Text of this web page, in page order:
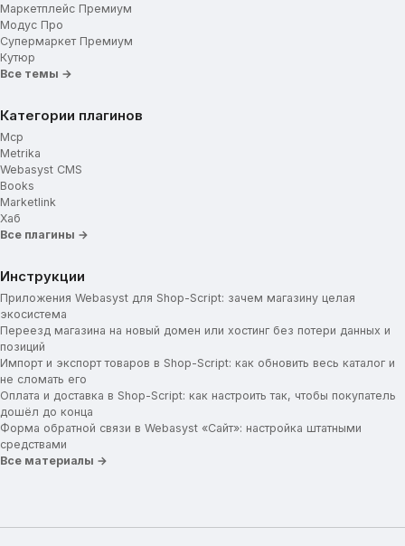
Маркетплейс Премиум
Модус Про
Супермаркет Премиум
Кутюр
Все темы →
Категории плагинов
Mcp
Metrika
Webasyst CMS
Books
Marketlink
Хаб
Все плагины →
Инструкции
Приложения Webasyst для Shop-Script: зачем магазину целая
экосистема
Переезд магазина на новый домен или хостинг без потери данных и
позиций
Импорт и экспорт товаров в Shop-Script: как обновить весь каталог и
не сломать его
Оплата и доставка в Shop-Script: как настроить так, чтобы покупатель
дошёл до конца
Форма обратной связи в Webasyst «Сайт»: настройка штатными
средствами
Все материалы →